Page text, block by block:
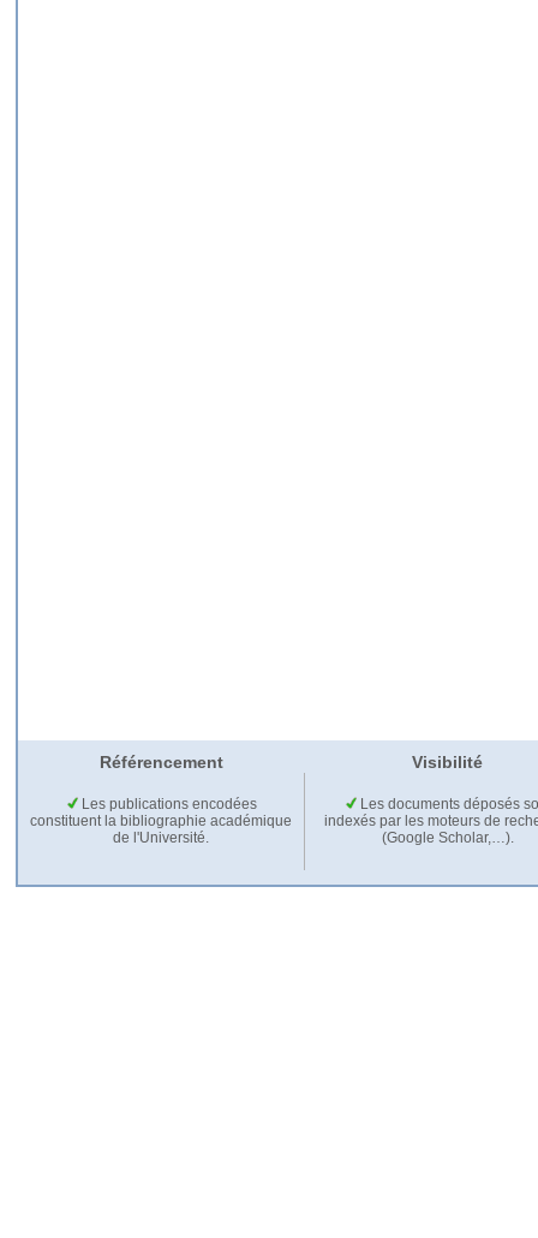
Référencement Visibilité
Les publications encodées
constituent la bibliographie académique
de l'Université.
Les documents déposés
indexés par les moteurs de
(Google Scholar,…).